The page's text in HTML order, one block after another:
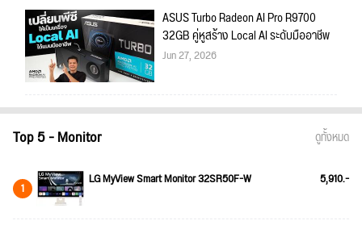
ASUS Turbo Radeon AI Pro R9700
32GB คู่หูสร้าง Local AI ระดับมืออาชีพ
Jun 27, 2026
Top 5 - Monitor ดูทั้งหมด
1 LG MyView Smart Monitor 32SR50F-W 5,910.-